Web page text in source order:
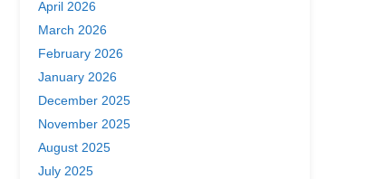
April 2026
March 2026
February 2026
January 2026
December 2025
November 2025
August 2025
July 2025